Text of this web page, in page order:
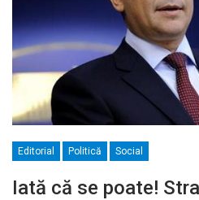
Editorial Politică Social
Iată că se poate!